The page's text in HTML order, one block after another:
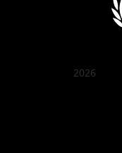
2026